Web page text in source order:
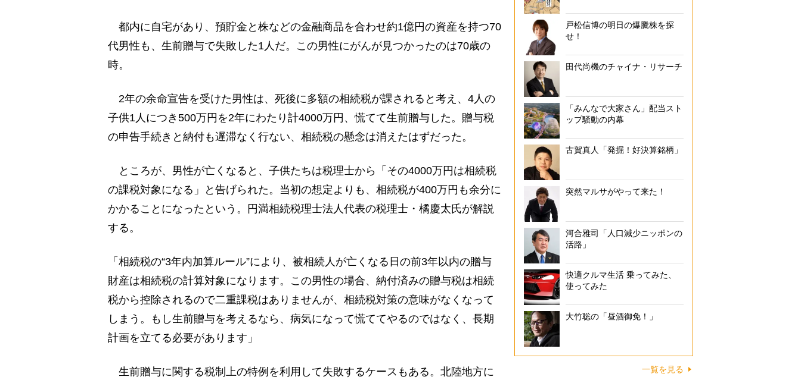
都内に自宅があり、預貯金と株などの金融商品を合わせ約1億円の資産を持つ70
代男性も、生前贈与で失敗した1人だ。この男性にがんが見つかったのは70歳の
時。
2年の余命宣告を受けた男性は、死後に多額の相続税が課されると考え、4人の
子供1人につき500万円を2年にわたり計4000万円、慌てて生前贈与した。贈与税
の申告手続きと納付も遅滞なく行ない、相続税の懸念は消えたはずだった。
ところが、男性が亡くなると、子供たちは税理士から「その4000万円は相続税
の課税対象になる」と告げられた。当初の想定よりも、相続税が400万円も余分に
かかることになったという。円満相続税理士法人代表の税理士・橘慶太氏が解説
する。
「相続税の“3年内加算ルール”により、被相続人が亡くなる日の前3年以内の贈与
財産は相続税の計算対象になります。この男性の場合、納付済みの贈与税は相続
税から控除されるので二重課税はありませんが、相続税対策の意味がなくなって
しまう。もし生前贈与を考えるなら、病気になって慌ててやるのではなく、長期
計画を立てる必要があります」
生前贈与に関する税制上の特例を利用して失敗するケースもある。北陸地方に
戸松信博の明日の爆騰株を探
せ！
田代尚機のチャイナ・リサーチ
「みんなで大家さん」配当スト
ップ騒動の内幕
古賀真人「発掘！好決算銘柄」
突然マルサがやって来た！
河合雅司「人口減少ニッポンの
活路」
快適クルマ生活 乗ってみた、
使ってみた
大竹聡の「昼酒御免！」
一覧を見る